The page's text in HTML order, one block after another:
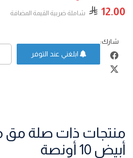
12.00 شاملة ضربية القيمة المضافة
شارك:
منتجات ذات صلة مق
أبيض 10 أونصة